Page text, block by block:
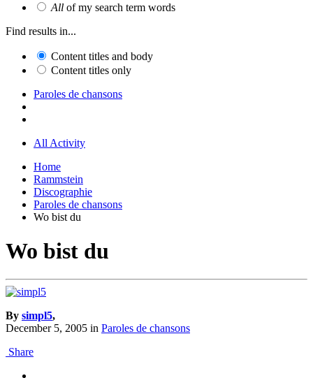
All of my search term words
Find results in...
Content titles and body
Content titles only
Paroles de chansons
All Activity
Home
Rammstein
Discographie
Paroles de chansons
Wo bist du
Wo bist du
By simpl5,
December 5, 2005 in Paroles de chansons
Share